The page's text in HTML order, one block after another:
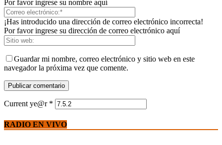
Por favor ingrese su nombre aquí
¡Has introducido una dirección de correo electrónico incorrecta!
Por favor ingrese su dirección de correo electrónico aquí
Guardar mi nombre, correo electrónico y sitio web en este
navegador la próxima vez que comente.
Current ye@r *
RADIO EN VIVO